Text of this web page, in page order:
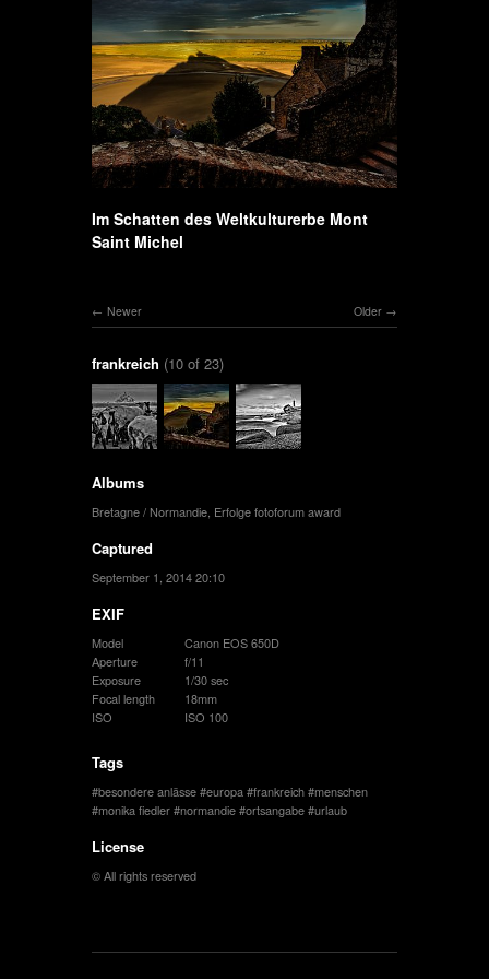
Im Schatten des Weltkulturerbe Mont
Saint Michel
Older
Newer
frankreich (10 of 23)
Albums
Bretagne / Normandie Erfolge fotoforum award
Captured
September 1, 2014 20:10
EXIF
Model
Canon EOS 650D
Aperture
f/11
Exposure
1/30 sec
Focal length
18mm
ISO
ISO 100
Tags
besondere anlässe europa frankreich menschen
monika fiedler normandie ortsangabe urlaub
License
© All rights reserved